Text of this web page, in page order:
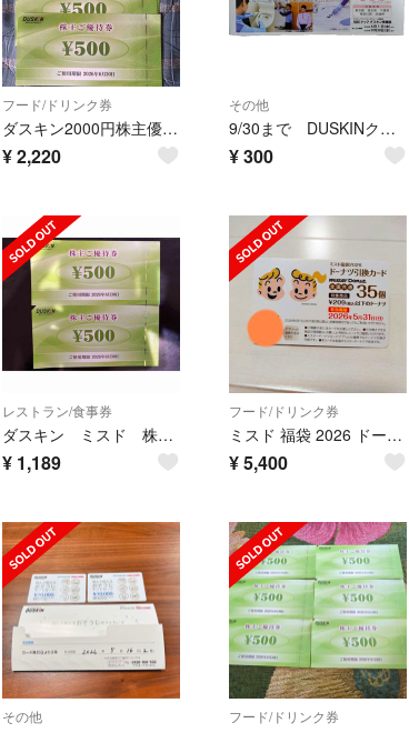
フード/ドリンク券
ダスキン2000円株主優待券
¥2,220
その他
9/30まで DUSKINクリーニング 10%オフクーポン
¥300
レストラン/食事券
ダスキン ミスド 株主優待券 1000円
¥ 1,189
フード/ドリンク券
ミスド 福袋 2026 ドーナツ引換券 未使用
¥5,400
その他 フード/ドリンク券